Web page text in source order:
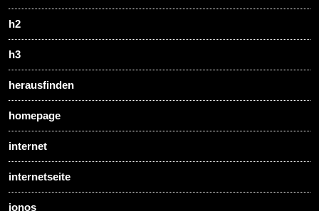
h2
h3
herausfinden
homepage
internet
internetseite
ionos